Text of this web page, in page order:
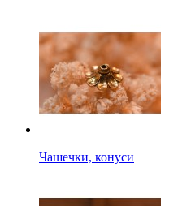
Чашечки, конуси